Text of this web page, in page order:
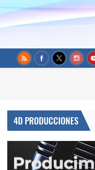
4D PRODUCCIONES